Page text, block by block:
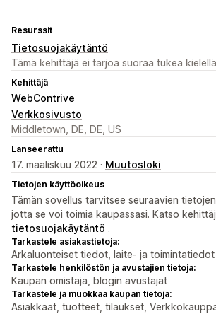
Resurssit
Tietosuojakäytäntö
Tämä kehittäjä ei tarjoa suoraa tukea
Kehittäjä
WebContrive
Verkkosivusto
Middletown, DE, DE, US
Lanseerattu
17. maaliskuu 2022 · Muutosloki
Tietojen käyttöoikeus
Tämän sovellus tarvitsee seuraavien
jotta se voi toimia kaupassasi. Katso
tietosuojakäytäntö .
Tarkastele asiakastietoja:
Arkaluonteiset tiedot, laite- ja toimintatiedot
Tarkastele henkilöstön ja avustajien tietoja:
Kaupan omistaja, blogin avustajat
Tarkastele ja muokkaa kaupan tietoja:
Asiakkaat, tuotteet, tilaukset,